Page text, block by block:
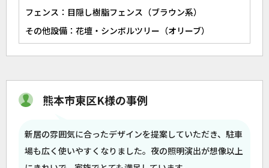
フェンス：目隠し樹脂フェンス（ブラウン系）
その他設備：花壇・シンボルツリー（オリーブ）
熊本市東区K様の事例
新居の雰囲気に合ったデザインを提案していただき、駐車
場も広く使いやすくなりました。夜の照明演出が想像以上